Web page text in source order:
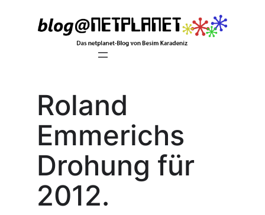
Roland
Emmerichs
Drohung für
2012.